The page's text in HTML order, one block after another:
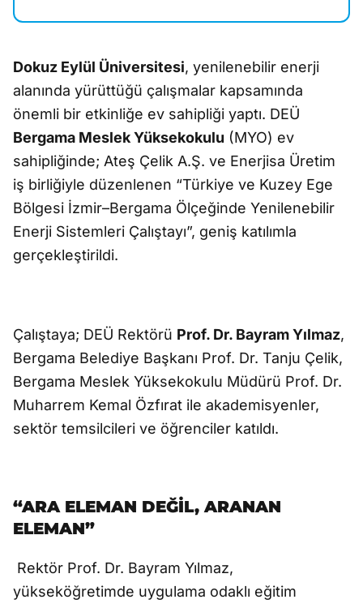
Dokuz Eylül Üniversitesi, yenilenebilir enerji
alanında yürüttüğü çalışmalar kapsamında
önemli bir etkinliğe ev sahipliği yaptı. DEÜ
Bergama Meslek Yüksekokulu (MYO) ev
sahipliğinde; Ateş Çelik A.Ş. ve Enerjisa Üretim
iş birliğiyle düzenlenen “Türkiye ve Kuzey Ege
Bölgesi İzmir–Bergama Ölçeğinde Yenilenebilir
Enerji Sistemleri Çalıştayı”, geniş katılımla
gerçekleştirildi.
Çalıştaya; DEÜ Rektörü Prof. Dr. Bayram Yılmaz,
Bergama Belediye Başkanı Prof. Dr. Tanju Çelik,
Bergama Meslek Yüksekokulu Müdürü Prof. Dr.
Muharrem Kemal Özfırat ile akademisyenler,
sektör temsilcileri ve öğrenciler katıldı.
“ARA ELEMAN DEĞİL, ARANAN
ELEMAN”
Rektör Prof. Dr. Bayram Yılmaz,
yükseköğretimde uygulama odaklı eğitim